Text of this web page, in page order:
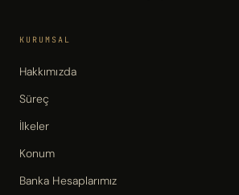
KURUMSAL
Hakkımızda
Süreç
İlkeler
Konum
Banka Hesaplarımız